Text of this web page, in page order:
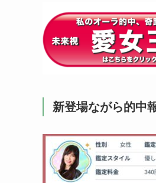
新登場ながら的中